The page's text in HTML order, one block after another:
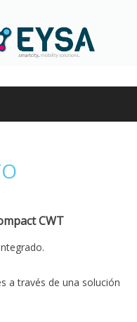
CWT
a través de una solución